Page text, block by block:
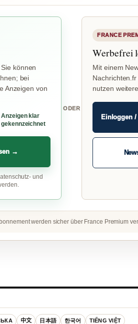
können
bei
Anzeigen von
Anzeigen klar
gekennzeichnet
→
und
ODER
FRANCE
Werbefrei
Mit einem
nutzen
Einloggen
werden sicher über France Premium
中文 日本語 한국어 TIẾNG VIỆT